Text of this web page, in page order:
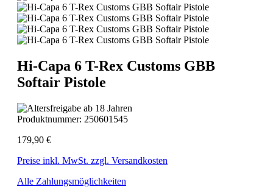
Hi-Capa 6 T-Rex Customs GBB
Softair Pistole
Produktnummer: 250601545
179,90 €
Preise inkl. MwSt. zzgl. Versandkosten
Alle Zahlungsmöglichkeiten